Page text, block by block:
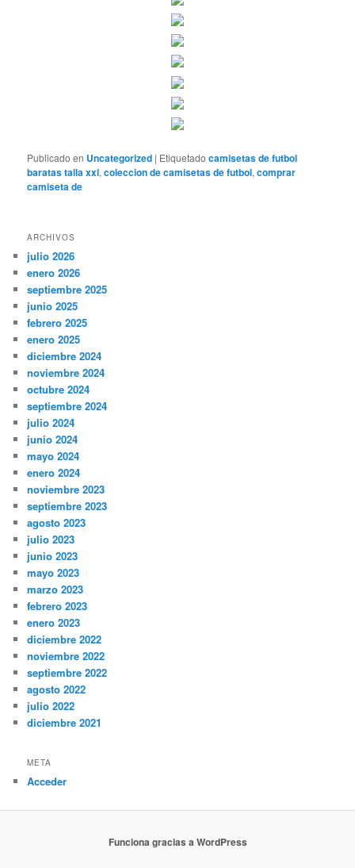
Publicado en Uncategorized | Etiquetado camisetas de futbol
baratas talla xxl,coleccion de camisetas de futbol,comprar
camiseta de
ARCHIVOS
julio 2026
enero 2026
septiembre 2025
junio 2025
febrero 2025
enero 2025
diciembre 2024
noviembre 2024
octubre 2024
septiembre 2024
julio 2024
junio 2024
mayo 2024
enero 2024
noviembre 2023
septiembre 2023
agosto 2023
julio 2023
junio 2023
mayo 2023
marzo 2023
febrero 2023
enero 2023
diciembre 2022
noviembre 2022
septiembre 2022
agosto 2022
julio 2022
diciembre 2021
META
Acceder
Funciona gracias a WordPress